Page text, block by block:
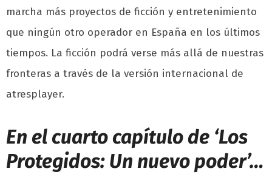
marcha más proyectos de ficción y entretenimiento
que ningún otro operador en España en los últimos
tiempos. La ficción podrá verse más allá de nuestras
fronteras a través de la versión internacional de
atresplayer.
En el cuarto capítulo de ‘Los
Protegidos: Un nuevo poder’…